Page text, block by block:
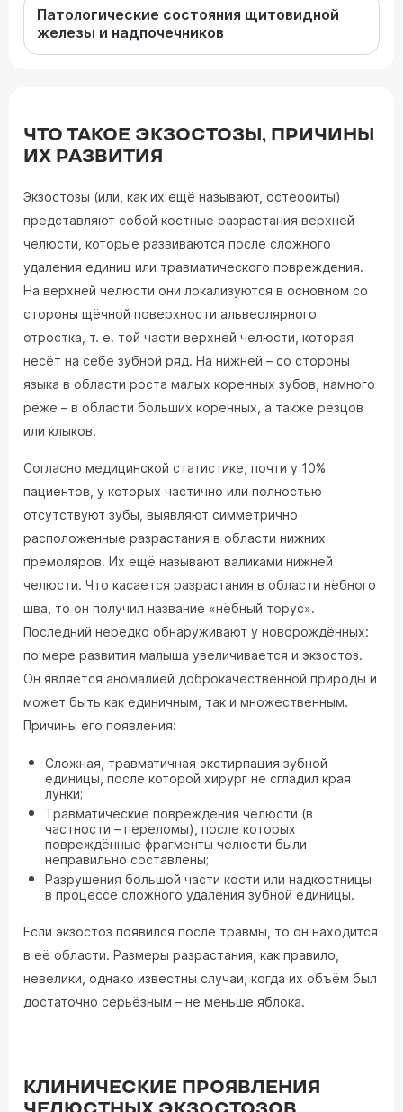
Патологические состояния щитовидной
железы и надпочечников
ЧТО ТАКОЕ ЭКЗОСТОЗЫ, ПРИЧИНЫ
ИХ РАЗВИТИЯ
Экзостозы (или, как их ещё называют, остеофиты)
представляют собой костные разрастания верхней
челюсти, которые развиваются после сложного
удаления единиц или травматического повреждения.
На верхней челюсти они локализуются в основном со
стороны щёчной поверхности альвеолярного
отростка, т. е. той части верхней челюсти, которая
несёт на себе зубной ряд. На нижней – со стороны
языка в области роста малых коренных зубов, намного
реже – в области больших коренных, а также резцов
или клыков.
Согласно медицинской статистике, почти у 10%
пациентов, у которых частично или полностью
отсутствуют зубы, выявляют симметрично
расположенные разрастания в области нижних
премоляров. Их ещё называют валиками нижней
челюсти. Что касается разрастания в области нёбного
шва, то он получил название «нёбный торус».
Последний нередко обнаруживают у новорождённых:
по мере развития малыша увеличивается и экзостоз.
Он является аномалией доброкачественной природы и
может быть как единичным, так и множественным.
Причины его появления:
Сложная, травматичная экстирпация зубной
единицы, после которой хирург не сгладил края
лунки;
Травматические повреждения челюсти (в
частности – переломы), после которых
повреждённые фрагменты челюсти были
неправильно составлены;
Разрушения большой части кости или надкостницы
в процессе сложного удаления зубной единицы.
Если экзостоз появился после травмы, то он находится
в её области. Размеры разрастания, как правило,
невелики, однако известны случаи, когда их объём был
достаточно серьёзным – не меньше яблока.
КЛИНИЧЕСКИЕ ПРОЯВЛЕНИЯ